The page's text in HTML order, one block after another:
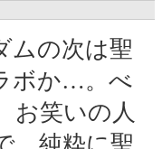
ムの次は聖
ボか…。べ
お笑いの人